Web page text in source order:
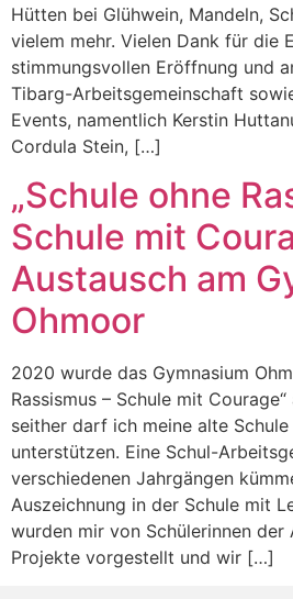
Hütten bei Glühwein, Mandeln,
vielem mehr. Vielen Dank für die
stimmungsvollen Eröffnung und
Tibarg-Arbeitsgemeinschaft
Events, namentlich Kerstin
Cordula Stein, […]
„Schule ohne
Schule mit
Austausch am
Ohmoor
2020 wurde das Gymnasium
Rassismus – Schule mit
seither darf ich meine alte
unterstützen. Eine Schul-
verschiedenen Jahrgängen
Auszeichnung in der Schule mit
wurden mir von Schülerinnen der
Projekte vorgestellt und wir […]